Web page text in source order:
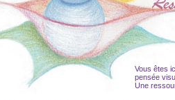
Vous êtes
pensée
Une